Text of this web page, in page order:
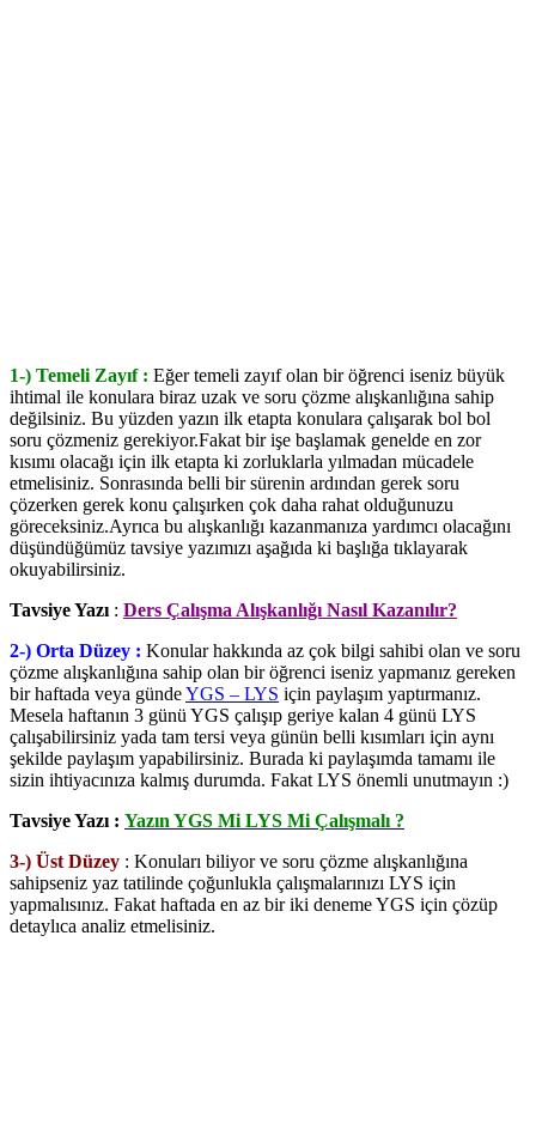
1-) Temeli Zayıf : Eğer temeli zayıf olan bir öğrenci iseniz büyük
ihtimal ile konulara biraz uzak ve soru çözme alışkanlığına sahip
değilsiniz. Bu yüzden yazın ilk etapta konulara çalışarak bol bol
soru çözmeniz gerekiyor.Fakat bir işe başlamak genelde en zor
kısımı olacağı için ilk etapta ki zorluklarla yılmadan mücadele
etmelisiniz. Sonrasında belli bir sürenin ardından gerek soru
çözerken gerek konu çalışırken çok daha rahat olduğunuzu
göreceksiniz.Ayrıca bu alışkanlığı kazanmanıza yardımcı olacağını
düşündüğümüz tavsiye yazımızı aşağıda ki başlığa tıklayarak
okuyabilirsiniz.
Tavsiye Yazı : Ders Çalışma Alışkanlığı Nasıl Kazanılır?
2-) Orta Düzey : Konular hakkında az çok bilgi sahibi olan ve soru
çözme alışkanlığına sahip olan bir öğrenci iseniz yapmanız gereken
bir haftada veya gündeYGS – LYS için paylaşım yaptırmanız.
Mesela haftanın 3 günü YGS çalışıp geriye kalan 4 günü LYS
çalışabilirsiniz yada tam tersi veya günün belli kısımları için aynı
şekilde paylaşım yapabilirsiniz. Burada ki paylaşımda tamamı ile
sizin ihtiyacınıza kalmış durumda. Fakat LYS önemli unutmayın :)
Tavsiye Yazı : Yazın YGS Mi LYS Mi Çalışmalı ?
3-) Üst Düzey : Konuları biliyor ve soru çözme alışkanlığına
sahipseniz yaz tatilinde çoğunlukla çalışmalarınızı LYS için
yapmalısınız. Fakat haftada en az bir iki deneme YGS için çözüp
detaylıca analiz etmelisiniz.